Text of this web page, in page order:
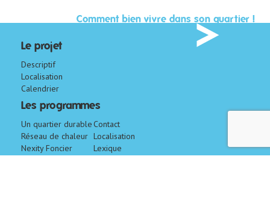
Comment bien vivre dans son quartier !
Le projet
Descriptif
Localisation
Calendrier
Les programmes
Un quartier durableContact
Réseau de chaleur Localisation
Nexity Foncier
Lexique